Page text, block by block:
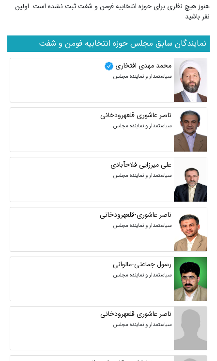
هنوز هیچ نظری برای حوزه انتخابیه فومن و شفت ثبت نشده است. اولین
نفر باشید
نمایندگان سابق مجلس حوزه انتخابیه فومن و شفت
محمد مهدی افتخاری
سیاستمدار و نماینده مجلس
ناصر عاشوری قلعهرودخانی
سیاستمدار و نماینده مجلس
علی میرزایی فلاحآبادی
سیاستمدار و نماینده مجلس
ناصر عاشوری-قلعهرودخانی
سیاستمدار و نماینده مجلس
رسول جماعتی-مالوانی
سیاستمدار و نماینده مجلس
ناصر عاشوری قلعهرودخانی
سیاستمدار و نماینده مجلس